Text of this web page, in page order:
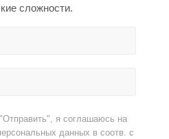
сложности.
я соглашаюсь на
данных в соотв. с